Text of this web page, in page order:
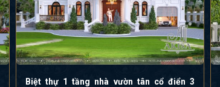
Biệt thự 1 tầng nhà vườn tân cổ điển 3